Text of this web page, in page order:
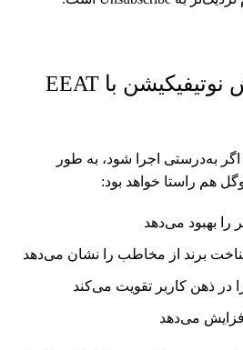
ارتباط CTR پوش نوتیفیکیشن با EEAT
به‌درستی اجرا شود، به‌ طور
را بهبود می‌دهد
برند از مخاطب را نشان می‌دهد
را در ذهن کاربر تقویت می‌کند
افزایش می‌دهد